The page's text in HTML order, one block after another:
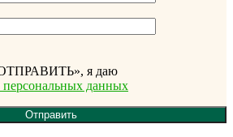
я даю
персональных данных